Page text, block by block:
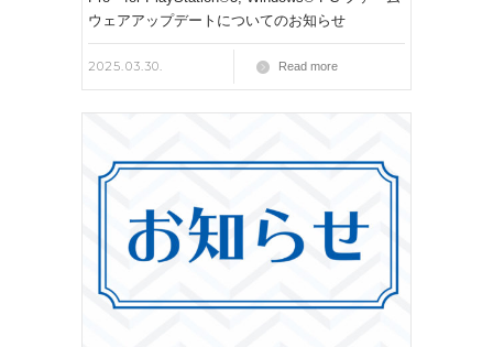
ウェアアップデートについてのお知らせ
2025.03.30. Read more